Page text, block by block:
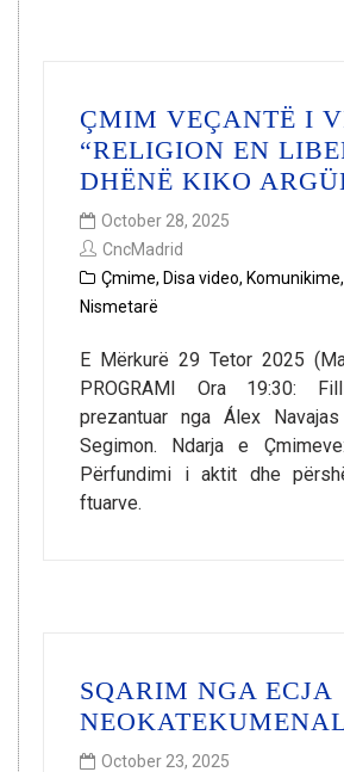
ÇMIM VEÇANTË I
“RELIGION EN
DHËNË KIKO
October 28, 2025
CncMadrid
Çmime, Disa video, Komunikime,
Nismetarë
E Mërkurë 29 Tetor 2025
PROGRAMI Ora 19:30:
prezantuar nga Álex
Segimon. Ndarja e
Përfundimi i aktit dhe
ftuarve.
SQARIM NGA ECJA
October 23, 2025